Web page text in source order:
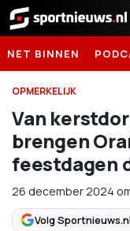
Sportnieuws.nl
NET BINNEN
OPMERKELIJK
Van
brengen
feestdagen
26 december 2024
Volg